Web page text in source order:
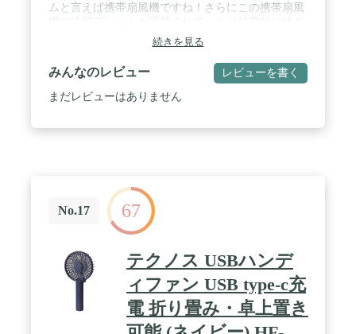
ムと言えば携帯扇風機ですね！さらにこの携帯扇風
冷やすことができます！炎天下で扇風機のプレート
を火照った肌に当てて、心地よく氷のような冷たさ
が感じられます。熱中症対策には最適です！電源ボ
タンを長押しすれば冷感プレートがONになり、冷
感不要の場合はまた電源ボタンを長押しすれば冷感
変えることができます。※使用方法のご注意：電源
の入り切りと風力の切り替えはボタンを短押し、冷
感プレートのオンオフはボタンを長押しです。 / 🔋
【省エネ設計・長時間稼働】ご存じの通り、バッテ
リーの容量が大きいほど稼働時間が長くなります
が、製品も重くなってしまいます。本品は電子回路
の設計を最適化し、低消費電力のプロセッサーや回
路部品を採用することで稼働中の電力消耗を大幅に
削減することができました。製品の重量を手軽に持
てるように抑えながら、稼働時間を長く確保するこ
続きを見る
みんなのレビュー レビューを書く
まだレビューはありません
No.17 67
テクノス USBハンデ
ィファン USB type-c充
電 折り畳み・卓上置き